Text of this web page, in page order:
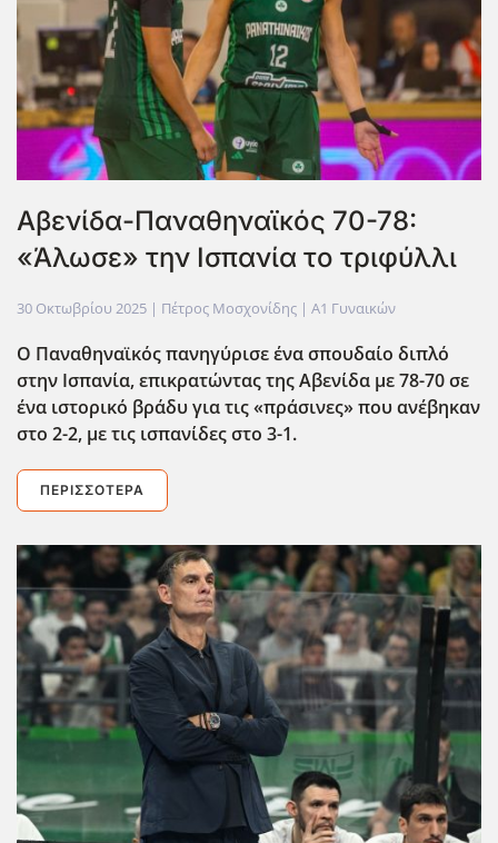
Αβενίδα-Παναθηναϊκός 70-78:
«Άλωσε» την Ισπανία το τριφύλλι
30 Οκτωβρίου 2025 | Πέτρος Μοσχονίδης | Α1 Γυναικών
Ο Παναθηναϊκός πανηγύρισε ένα σπουδαίο διπλό
στην Ισπανία, επικρατώντας της Αβενίδα με 78-70 σε
ένα ιστορικό βράδυ για τις «πράσινες» που ανέβηκαν
στο 2-2, με τις ισπανίδες στο 3-1.
ΠΕΡΙΣΣΌΤΕΡΑ